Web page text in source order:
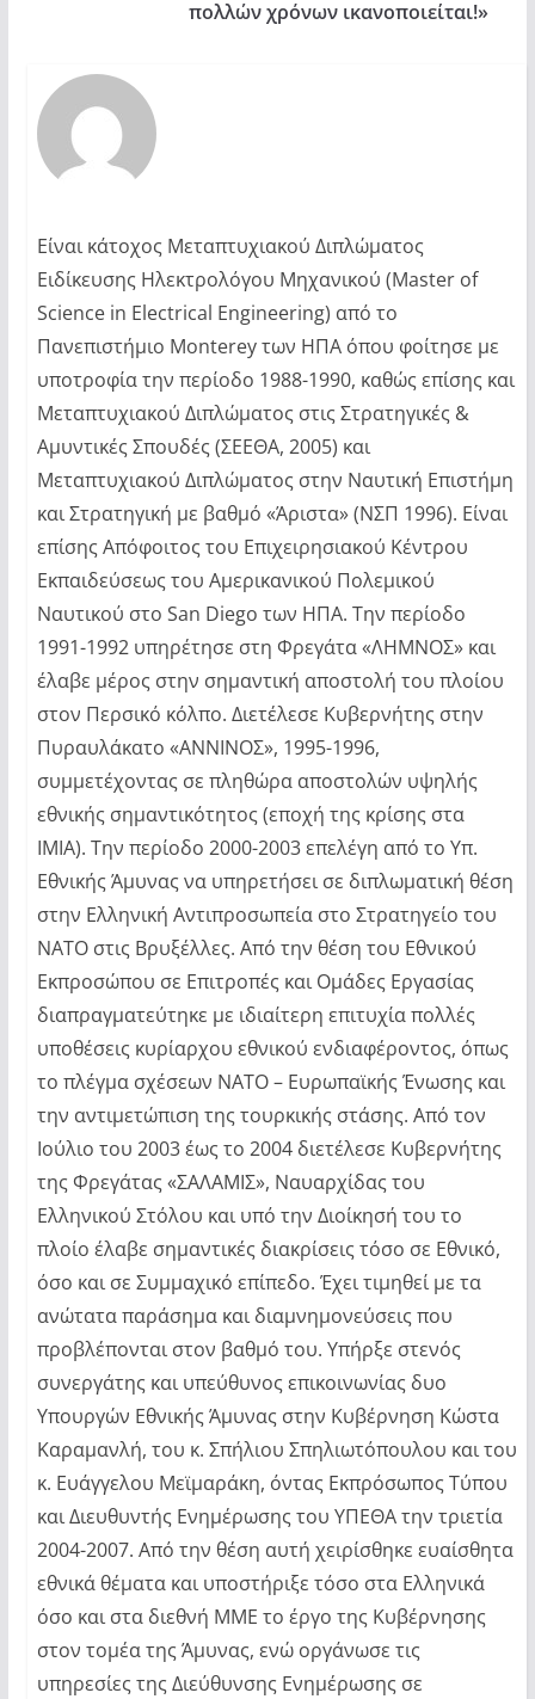
πολλών χρόνων ικανοποιείται!»
Είναι κάτοχος Μεταπτυχιακού Διπλώματος
Ειδίκευσης Ηλεκτρολόγου Μηχανικού (Master of
Science in Electrical Engineering) από το
Πανεπιστήμιο Monterey των ΗΠΑ όπου φοίτησε με
υποτροφία την περίοδο 1988-1990, καθώς επίσης και
Μεταπτυχιακού Διπλώματος στις Στρατηγικές &
Αμυντικές Σπουδές (ΣΕΕΘΑ, 2005) και
Μεταπτυχιακού Διπλώματος στην Ναυτική Επιστήμη
και Στρατηγική με βαθμό «Άριστα» (ΝΣΠ 1996). Είναι
επίσης Απόφοιτος του Επιχειρησιακού Κέντρου
Εκπαιδεύσεως του Αμερικανικού Πολεμικού
Ναυτικού στο San Diego των ΗΠΑ. Την περίοδο
1991-1992 υπηρέτησε στη Φρεγάτα «ΛΗΜΝΟΣ» και
έλαβε μέρος στην σημαντική αποστολή του πλοίου
στον Περσικό κόλπο. Διετέλεσε Κυβερνήτης στην
Πυραυλάκατο «ΑΝΝΙΝΟΣ», 1995-1996,
συμμετέχοντας σε πληθώρα αποστολών υψηλής
εθνικής σημαντικότητος (εποχή της κρίσης στα
ΙΜΙΑ). Την περίοδο 2000-2003 επελέγη από το Υπ.
Εθνικής Άμυνας να υπηρετήσει σε διπλωματική θέση
στην Ελληνική Αντιπροσωπεία στο Στρατηγείο του
ΝΑΤΟ στις Βρυξέλλες. Από την θέση του Εθνικού
Εκπροσώπου σε Επιτροπές και Ομάδες Εργασίας
διαπραγματεύτηκε με ιδιαίτερη επιτυχία πολλές
υποθέσεις κυρίαρχου εθνικού ενδιαφέροντος, όπως
το πλέγμα σχέσεων ΝΑΤΟ – Ευρωπαϊκής Ένωσης και
την αντιμετώπιση της τουρκικής στάσης. Από τον
Ιούλιο του 2003 έως το 2004 διετέλεσε Κυβερνήτης
της Φρεγάτας «ΣΑΛΑΜΙΣ», Ναυαρχίδας του
Ελληνικού Στόλου και υπό την Διοίκησή του το
πλοίο έλαβε σημαντικές διακρίσεις τόσο σε Εθνικό,
όσο και σε Συμμαχικό επίπεδο. Έχει τιμηθεί με τα
ανώτατα παράσημα και διαμνημονεύσεις που
προβλέπονται στον βαθμό του. Υπήρξε στενός
συνεργάτης και υπεύθυνος επικοινωνίας δυο
Υπουργών Εθνικής Άμυνας στην Κυβέρνηση Κώστα
Καραμανλή, του κ. Σπήλιου Σπηλιωτόπουλου και του
κ. Ευάγγελου Μεϊμαράκη, όντας Εκπρόσωπος Τύπου
και Διευθυντής Ενημέρωσης του ΥΠΕΘΑ την τριετία
2004-2007. Από την θέση αυτή χειρίσθηκε ευαίσθητα
εθνικά θέματα και υποστήριξε τόσο στα Ελληνικά
όσο και στα διεθνή ΜΜΕ το έργο της Κυβέρνησης
στον τομέα της Άμυνας, ενώ οργάνωσε τις
υπηρεσίες της Διεύθυνσης Ενημέρωσης σε